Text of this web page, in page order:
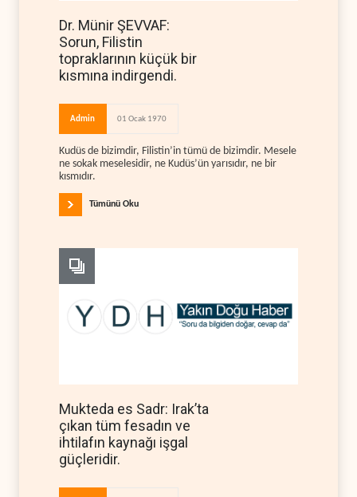
Dr. Münir ŞEVVAF:
Sorun, Filistin
topraklarının küçük bir
kısmına indirgendi.
Admin 01 Ocak 1970
Kudüs de bizimdir, Filistin’in tümü de bizimdir. Mesele
ne sokak meselesidir, ne Kudüs’ün yarısıdır, ne bir
kısmıdır.
Tümünü Oku
Mukteda es Sadr: Irak’ta
çıkan tüm fesadın ve
ihtilafın kaynağı işgal
güçleridir.